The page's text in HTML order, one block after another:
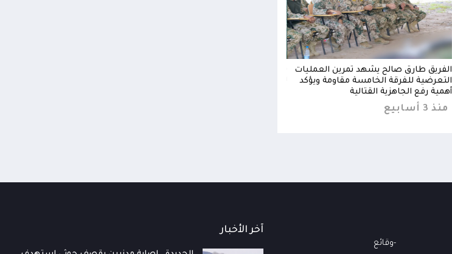
الفريق طارق صالح يشهد تمرين العمليات
التعرضية للفرقة الخامسة مقاومة ويؤكد
أهمية رفع الجاهزية القتالية
منذ 3 أسابيع
وقائع
آخر الأخبار